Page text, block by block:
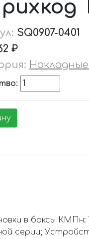
SQ0907-0401
₽
в боксы
серии;